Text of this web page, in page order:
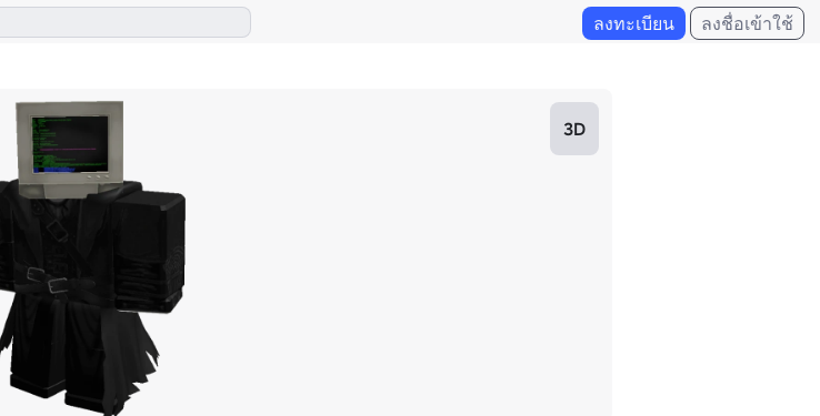
ลงทะเบียน ลงชื่อเข้าใช้
3D